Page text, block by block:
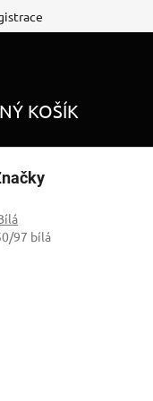
KOŠÍK
97 bílá